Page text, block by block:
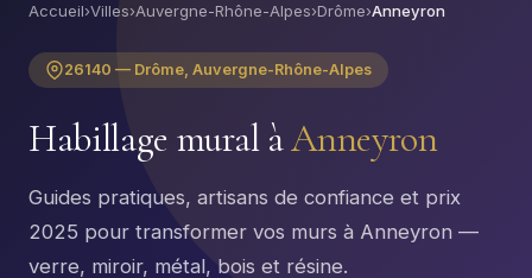
Accueil›Villes›Auvergne-Rhône-Alpes›Drôme›Anneyron
26140 — Drôme, Auvergne-Rhône-Alpes
Habillage mural àAnneyron
Guides pratiques, artisans de confiance et prix
2025 pour transformer vos murs à Anneyron —
verre, miroir, métal, bois et résine.